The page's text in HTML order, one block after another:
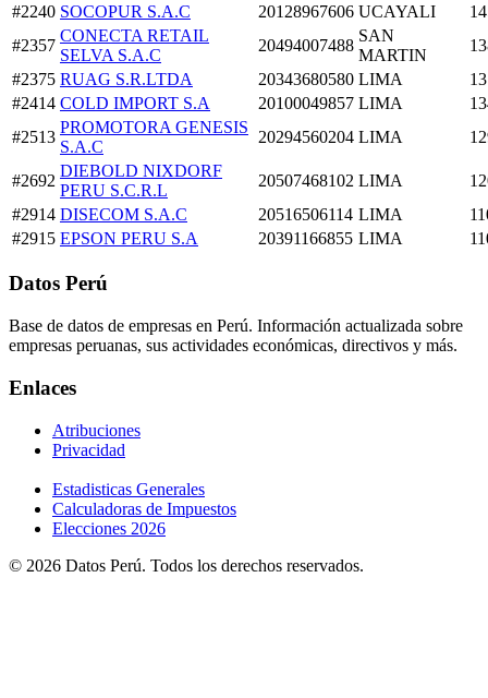
#2240 SOCOPUR S.A.C 20128967606 UCAYALI
#2357
CONECTA RETAIL
SELVA S.A.C
20494007488
SAN
MARTIN
#2375 RUAG S.R.LTDA 20343680580 LIMA
#2414 COLD IMPORT S.A 20100049857 LIMA
#2513
PROMOTORA GENESIS
S.A.C
20294560204 LIMA
#2692
DIEBOLD NIXDORF
PERU S.C.R.L
20507468102 LIMA
#2914 DISECOM S.A.C 20516506114 LIMA
#2915 EPSON PERU S.A 20391166855 LIMA
Datos Perú
Base de datos de empresas en Perú. Información actualizada sobre
empresas peruanas, sus actividades económicas, directivos y más.
Enlaces
Atribuciones
Privacidad
Estadisticas Generales
Calculadoras de Impuestos
Elecciones 2026
© 2026 Datos Perú. Todos los derechos reservados.